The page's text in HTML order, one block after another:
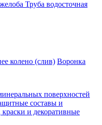
Труба водосточная
колено (слив) Воронка
поверхностей
составы и
и декоративные